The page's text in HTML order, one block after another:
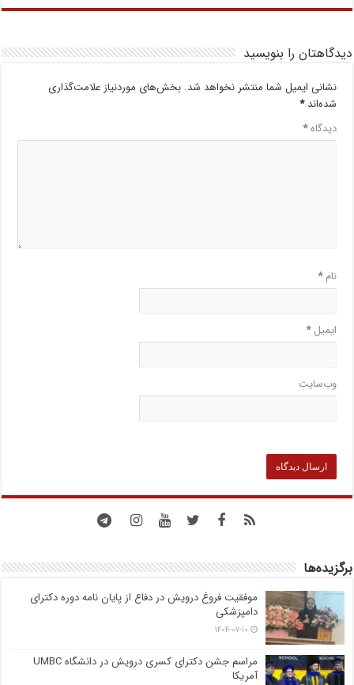
دیدگاهتان را بنویسید
نشانی ایمیل شما منتشر نخواهد شد. بخش‌های موردنیاز علامت‌گذاری
شده‌اند*
دیدگاه*
نام*
ایمیل*
وب‌سایت
برگزیده‌ها
موفقیت فروغ درویش در دفاع از پایان نامه دوره دکترای
دامپزشکی
۱۴۰۴-۰۷-۱۰
مراسم جشن دکترای کسری درویش در دانشگاه UMBC
آمریکا